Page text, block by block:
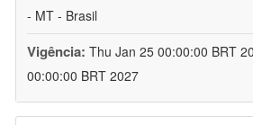
- MT - Brasil
Vigência: Thu Jan 25 00:00:00 BRT
00:00:00 BRT 2027